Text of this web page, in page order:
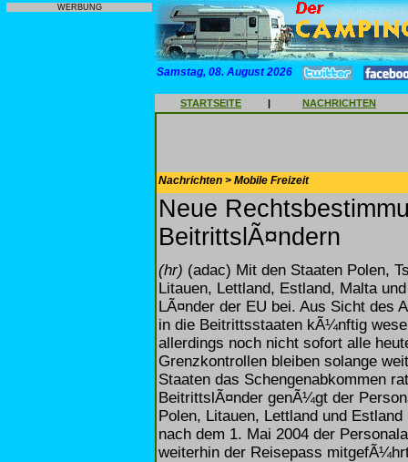
WERBUNG
Samstag, 08. August 2026
STARTSEITE | NACHRICHTEN
Nachrichten > Mobile Freizeit
Neue
BeitrittslÃ¤ndern
(hr) (adac) Mit den Staaten Polen,
Litauen, Lettland, Estland, Malta
LÃ¤nder der EU bei. Aus Sicht des
in die Beitrittsstaaten kÃ¼nftig
allerdings noch nicht sofort alle
Grenzkontrollen bleiben solange
Staaten das Schengenabkommen
BeitrittslÃ¤nder genÃ¼gt der
Polen, Litauen, Lettland und
nach dem 1. Mai 2004 der
weiterhin der Reisepass